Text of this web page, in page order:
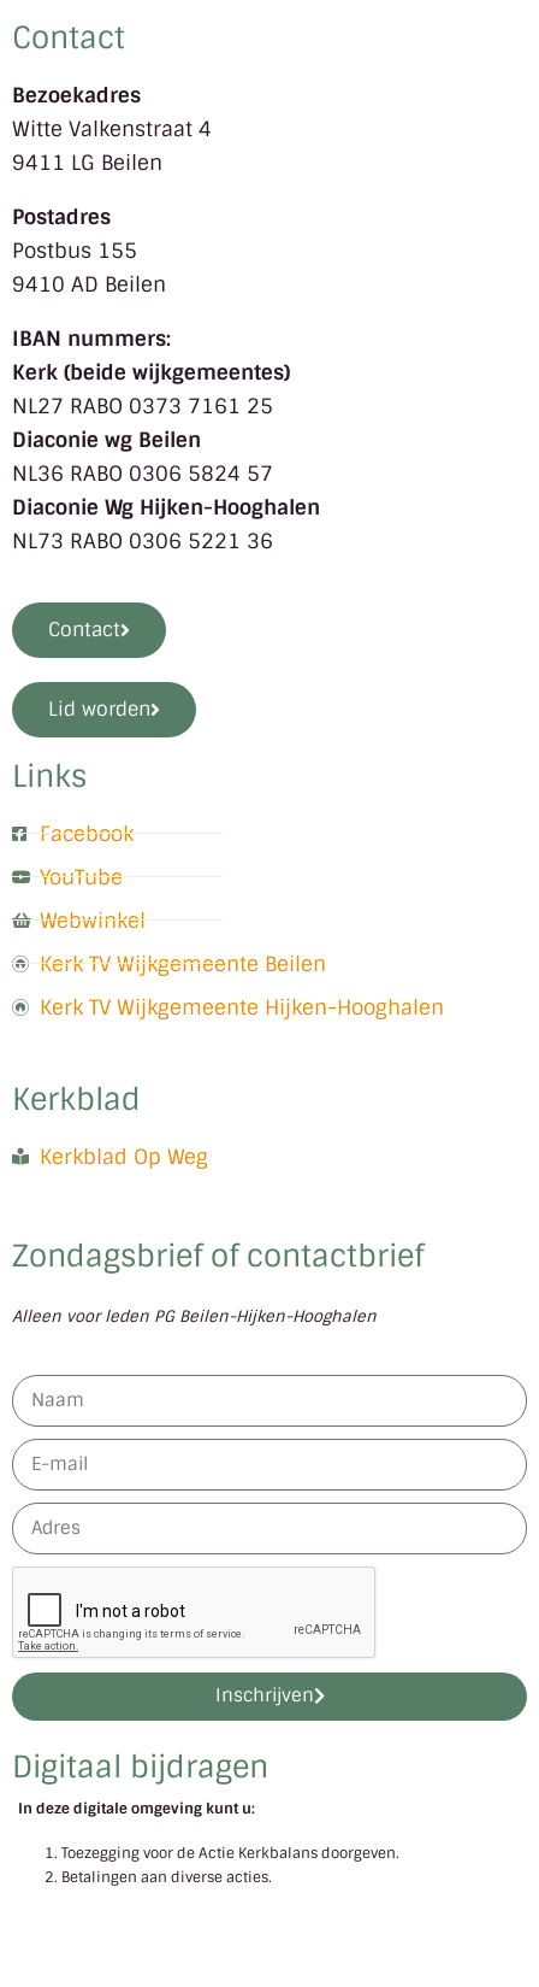
Contact
Bezoekadres
Witte Valkenstraat 4
9411 LG Beilen
Postadres
Postbus 155
9410 AD Beilen
IBAN nummers:
Kerk (beide wijkgemeentes)
NL27 RABO 0373 7161 25
Diaconie wg Beilen
NL36 RABO 0306 5824 57
Diaconie Wg Hijken-Hooghalen
NL73 RABO 0306 5221 36
Contact
Lid worden
Digitaal bijdragen
In deze digitale omgeving kunt u:
Toezegging voor de Actie Kerkbalans doorgeven.
Betalingen aan diverse acties.
Links
Facebook
YouTube
Webwinkel
Kerk TV Wijkgemeente Beilen
Kerk TV Wijkgemeente Hijken-Hooghalen
Kerkblad
Kerkblad Op Weg
Zondagsbrief of contactbrief
Alleen voor leden PG Beilen-Hijken-Hooghalen
Inschrijven